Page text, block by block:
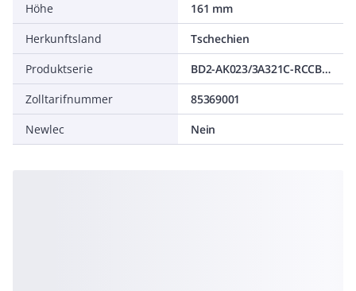
Höhe
161 mm
Herkunftsland
Tschechien
Produktserie
BD2-AK023/3A321C-RCCB-3CEE323
Zolltarifnummer
85369001
Newlec
Nein